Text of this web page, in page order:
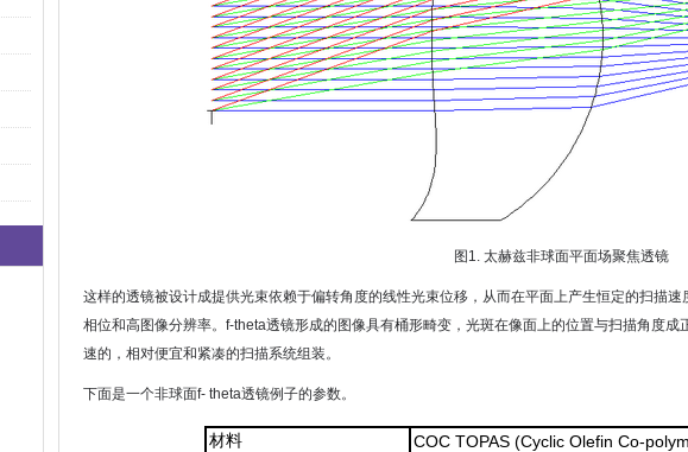
图1. 太赫兹非球面平面场聚焦透镜
这样的透镜被设计成提供光束依赖于偏转角度的线性光束位移，从而在平面上产生恒定的扫描
相位和高图像分辨率。f-theta透镜形成的图像具有桶形畸变，光斑在像面上的位置与扫描角度成
速的，相对便宜和紧凑的扫描系统组装。
下面是一个非球面f- theta透镜例子的参数。
材料
COC TOPAS (Cyclic Olefin Co-